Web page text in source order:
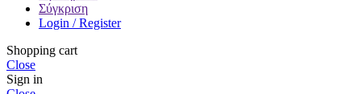
Σύγκριση
Login / Register
Shopping cart
Close
Sign in